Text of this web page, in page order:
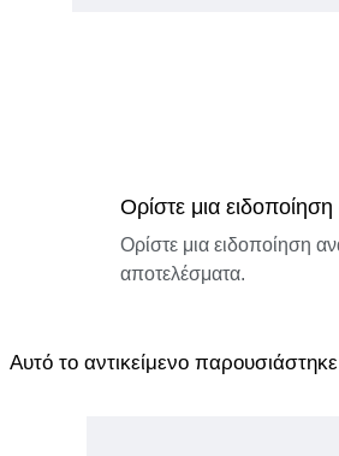
Ορίστε μια
Ορίστε μια ειδοποίηση
αποτελέσματα.
Αυτό το αντικείμενο